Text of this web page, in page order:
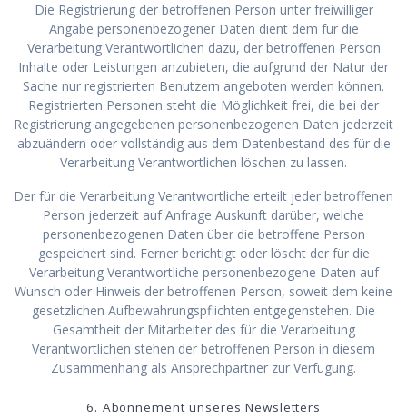
Die Registrierung der betroffenen Person unter freiwilliger
Angabe personenbezogener Daten dient dem für die
Verarbeitung Verantwortlichen dazu, der betroffenen Person
Inhalte oder Leistungen anzubieten, die aufgrund der Natur der
Sache nur registrierten Benutzern angeboten werden können.
Registrierten Personen steht die Möglichkeit frei, die bei der
Registrierung angegebenen personenbezogenen Daten jederzeit
abzuändern oder vollständig aus dem Datenbestand des für die
Verarbeitung Verantwortlichen löschen zu lassen.
Der für die Verarbeitung Verantwortliche erteilt jeder betroffenen
Person jederzeit auf Anfrage Auskunft darüber, welche
personenbezogenen Daten über die betroffene Person
gespeichert sind. Ferner berichtigt oder löscht der für die
Verarbeitung Verantwortliche personenbezogene Daten auf
Wunsch oder Hinweis der betroffenen Person, soweit dem keine
gesetzlichen Aufbewahrungspflichten entgegenstehen. Die
Gesamtheit der Mitarbeiter des für die Verarbeitung
Verantwortlichen stehen der betroffenen Person in diesem
Zusammenhang als Ansprechpartner zur Verfügung.
6. Abonnement unseres Newsletters